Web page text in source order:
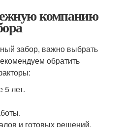
компанию
забор, важно выбрать
обратить
5 лет.
и готовых решений.